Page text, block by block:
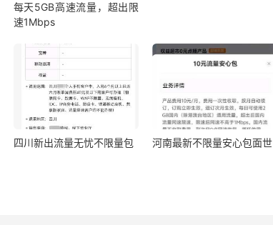
每天5GB高速流量，超出限
速1Mbps
四川新出流量无忧不限量包 河南最新不限量安心包面世